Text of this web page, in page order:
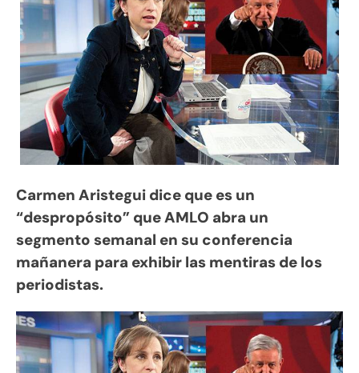
Carmen Aristegui dice que es un
“despropósito” que AMLO abra un
segmento semanal en su conferencia
mañanera para exhibir las mentiras de los
periodistas.